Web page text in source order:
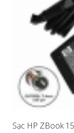
Sạc HP ZBook